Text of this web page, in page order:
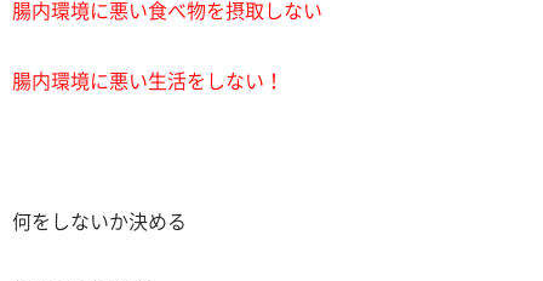
腸内環境に悪い食べ物を摂取しない
腸内環境に悪い生活をしない！
何をしないか決める